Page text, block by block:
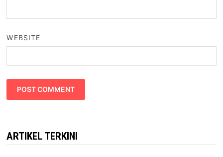
WEBSITE
ARTIKEL TERKINI